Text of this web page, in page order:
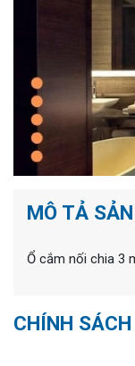
MÔ TẢ
Ổ cắm nối chia 3
CHÍNH